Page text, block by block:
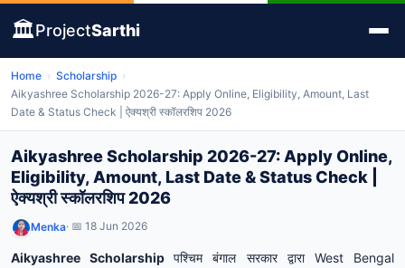
🏛️ProjectSarthi
Home › Scholarship ›
Aikyashree Scholarship 2026-27: Apply Online, Eligibility, Amount, Last
Date & Status Check | ऐक्यश्री स्कॉलरशिप 2026
Aikyashree Scholarship 2026-27: Apply Online,
Eligibility, Amount, Last Date & Status Check |
ऐक्यश्री स्कॉलरशिप 2026
Menka· 📅 18 Jun 2026
Aikyashree Scholarshipपश्चिम बंगाल सरकार द्वारा West Bengal